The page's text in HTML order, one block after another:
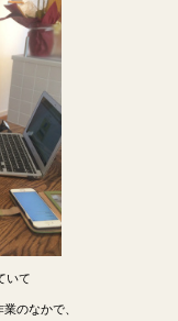
いて
のなかで、